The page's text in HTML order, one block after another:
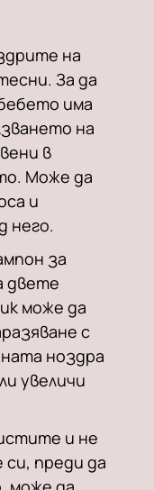
на
За да
има
на
в
Може да
и
него.
за
двете
може да
с
ноздра
увеличи
и не
преди да